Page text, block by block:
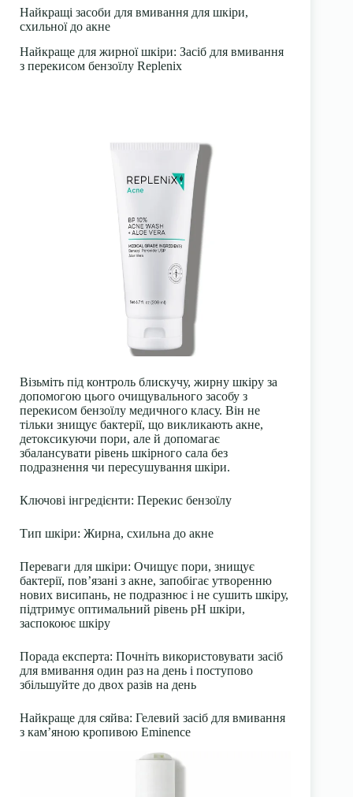
Найкращі засоби для вмивання для шкіри,
схильної до акне
Найкраще для жирної шкіри: Засіб для вмивання
з перекисом бензоїлу Replenix
Візьміть під контроль блискучу, жирну шкіру за
допомогою цього очищувального засобу з
перекисом бензоїлу медичного класу. Він не
тільки знищує бактерії, що викликають акне,
детоксикуючи пори, але й допомагає
збалансувати рівень шкірного сала без
подразнення чи пересушування шкіри.
Ключові інгредієнти: Перекис бензоїлу
Тип шкіри: Жирна, схильна до акне
Переваги для шкіри: Очищує пори, знищує
бактерії, пов’язані з акне, запобігає утворенню
нових висипань, не подразнює і не сушить шкіру,
підтримує оптимальний рівень pH шкіри,
заспокоює шкіру
Порада експерта: Почніть використовувати засіб
для вмивання один раз на день і поступово
збільшуйте до двох разів на день
Найкраще для сяйва: Гелевий засіб для вмивання
з кам’яною кропивою Eminence